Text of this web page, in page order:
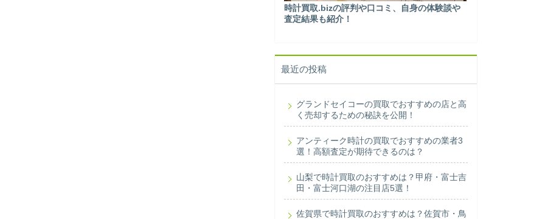
時計買取.bizの評判や口コミ、自身の体験談や
査定結果も紹介！
最近の投稿
グランドセイコーの買取でおすすめの店と高
く売却するための秘訣を公開！
アンティーク時計の買取でおすすめの業者3
選！高額査定が期待できるのは？
山梨で時計買取のおすすめは？甲府・富士吉
田・富士河口湖の注目店5選！
佐賀県で時計買取のおすすめは？佐賀市・鳥